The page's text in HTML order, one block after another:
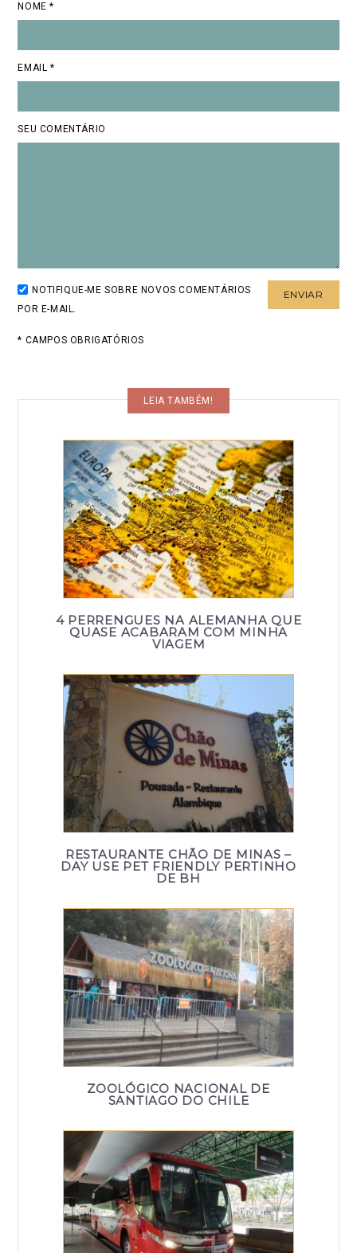
NOME *
EMAIL *
SEU COMENTÁRIO
NOTIFIQUE-ME SOBRE NOVOS COMENTÁRIOS
POR E-MAIL.
* CAMPOS OBRIGATÓRIOS
LEIA TAMBÉM!
4 PERRENGUES NA ALEMANHA QUE
QUASE ACABARAM COM MINHA
VIAGEM
RESTAURANTE CHÃO DE MINAS –
DAY USE PET FRIENDLY PERTINHO
DE BH
ZOOLÓGICO NACIONAL DE
SANTIAGO DO CHILE